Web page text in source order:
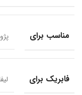
مناسب برای پژو ۴۰۷, لیفان 820, هیوندای سوناتا
فابریک برای